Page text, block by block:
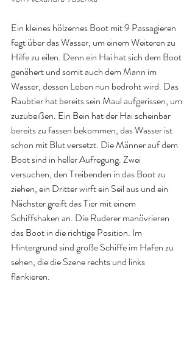
Ein kleines hölzernes Boot mit 9 Passagieren
fegt über das Wasser, um einem Weiteren zu
Hilfe zu eilen. Denn ein Hai hat sich dem Boot
genähert und somit auch dem Mann im
Wasser, dessen Leben nun bedroht wird. Das
Raubtier hat bereits sein Maul aufgerissen, um
zuzubeißen. Ein Bein hat der Hai scheinbar
bereits zu fassen bekommen, das Wasser ist
schon mit Blut versetzt. Die Männer auf dem
Boot sind in heller Aufregung. Zwei
versuchen, den Treibenden in das Boot zu
ziehen, ein Dritter wirft ein Seil aus und ein
Nächster greift das Tier mit einem
Schiffshaken an. Die Ruderer manövrieren
das Boot in die richtige Position. Im
Hintergrund sind große Schiffe im Hafen zu
sehen, die die Szene rechts und links
flankieren.